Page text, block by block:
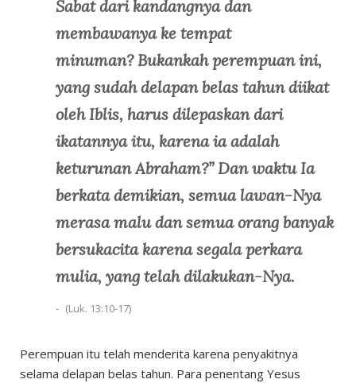
Sabat dari kandangnya dan
membawanya ke tempat
minuman? Bukankah perempuan ini,
yang sudah delapan belas tahun diikat
oleh Iblis, harus dilepaskan dari
ikatannya itu, karena ia adalah
keturunan Abraham?” Dan waktu Ia
berkata demikian, semua lawan-Nya
merasa malu dan semua orang banyak
bersukacita karena segala perkara
mulia, yang telah dilakukan-Nya.
(Luk. 13:10-17)
Perempuan itu telah menderita karena penyakitnya
selama delapan belas tahun. Para penentang Yesus